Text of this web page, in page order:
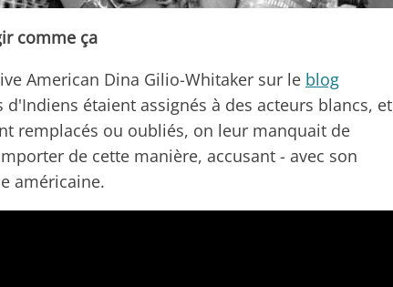
comme ça
American Dina Gilio-Whitaker sur le blog
étaient assignés à des acteurs blancs, et
remplacés ou oubliés, on leur manquait de
de cette manière, accusant - avec son
américaine.